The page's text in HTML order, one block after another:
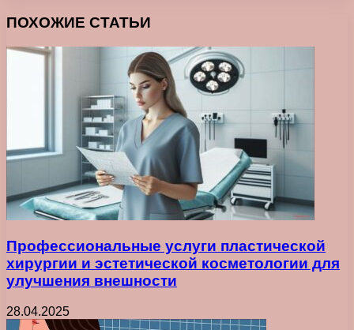
ПОХОЖИЕ СТАТЬИ
Профессиональные услуги пластической
хирургии и эстетической косметологии для
улучшения внешности
28.04.2025